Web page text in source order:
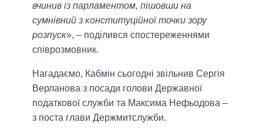
вчинив із парламентом, пішовши на
сумнівний з конституційної точки зору
розпуск», – поділився спостереженнями
співрозмовник.
Нагадаємо, Кабмін сьогодні звільнив Сергія
Верланова з посади голови Державної
податкової служби та Максима Нефьодова –
з поста глави Держмитслужби.